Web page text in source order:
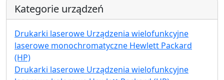
Kategorie urządzeń
Drukarki laserowe Urządzenia wielofunkcyjne
laserowe monochromatyczne Hewlett Packard
(HP)
Drukarki laserowe Urządzenia wielofunkcyjne